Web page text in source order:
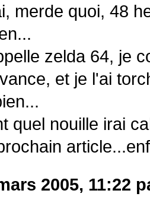
merde quoi, 48
zelda 64, je
et je l'ai
quel nouille irai
2005, 11:22